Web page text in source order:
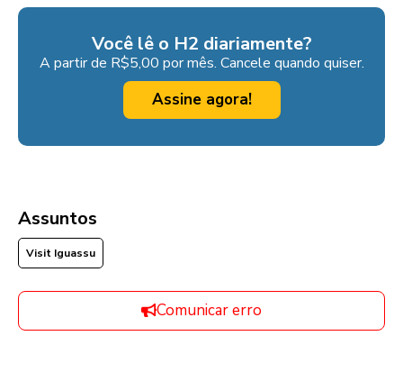
Você lê o H2 diariamente?
A partir de R$5,00 por mês. Cancele quando quiser.
Assine agora!
Assuntos
Visit Iguassu
Comunicar erro